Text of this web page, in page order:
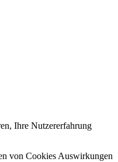
Ihre Nutzererfahrung
von Cookies Auswirkungen